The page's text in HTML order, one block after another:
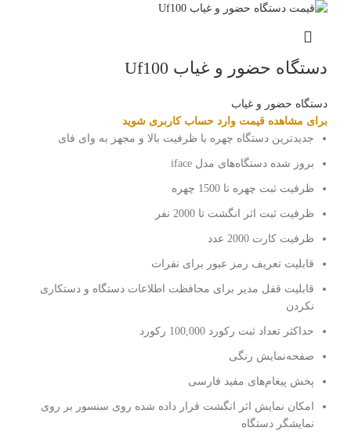
دستگاه حضور و غیاب Uf100
دستگاه حضور و غیاب
برای مشاهده قیمت وارد حساب کاربری شوید
جدیدترین دستگاه چهره با ظرفیت بالا و مجهز به وای فای
بروز شده دستگاه‌های مدل iface
ظرفیت ثبت چهره تا 1500 چهره
ظرفیت ثبت اثر انگشت تا 2000 نفر
ظرفیت کارت 2000 عدد
قابلیت تعریف رمز عبور برای نفرات
قابلیت قفل مدیر برای محافظت اطلاعات دستگاه و دستکاری
نکردن
حداکثر تعداد ثبت رکورد 100,000 رکورد
صفحه‌نمایش رنگی
پخش پیغام‌های مفید فارسی
امکان نمایش اثر انگشت قرار داده شده روی سنسور بر روی
نمایشگر دستگاه